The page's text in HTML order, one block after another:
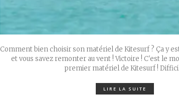
Comment bien choisir son matériel de Kitesurf ? Ça y
et vous savez remonter au vent ! Victoire ! C'est le
premier matériel de Kitesurf !
LIRE LA SUITE